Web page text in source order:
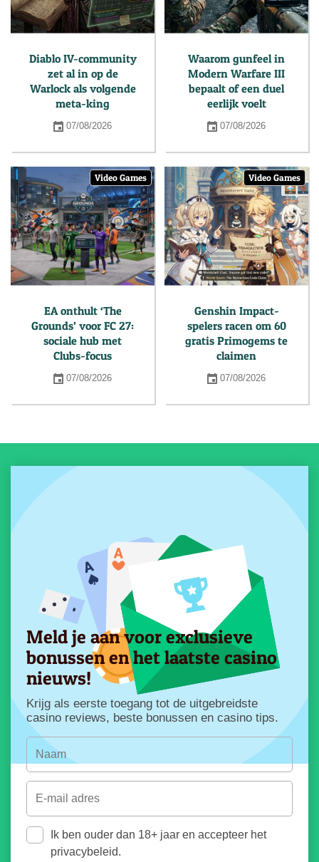
Diablo IV-community
zet al in op de
Warlock als volgende
meta-king
07/08/2026
Waarom gunfeel in
Modern Warfare III
bepaalt of een duel
eerlijk voelt
07/08/2026
Video Games
EA onthult ‘The
Grounds’ voor FC 27:
sociale hub met
Clubs-focus
07/08/2026
Video Games
Genshin Impact-
spelers racen om 60
gratis Primogems te
claimen
07/08/2026
Meld je aan voor exclusieve
bonussen en het laatste casino
nieuws!
Krijg als eerste toegang tot de uitgebreidste
casino reviews, beste bonussen en casino tips.
Ik ben ouder dan 18+ jaar en accepteer het
privacybeleid.